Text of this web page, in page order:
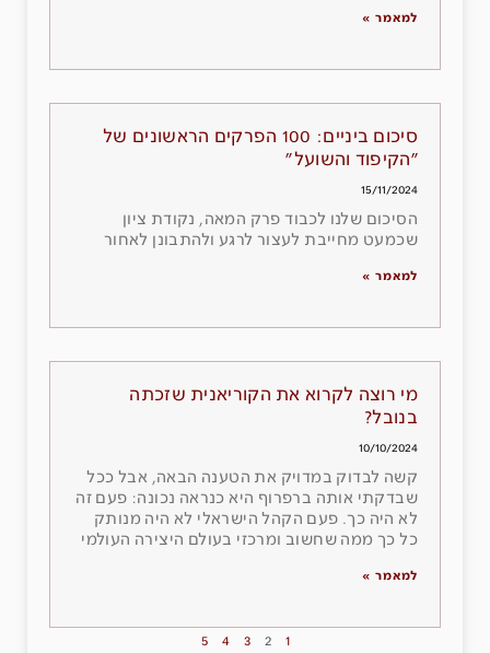
למאמר »
סיכום ביניים: 100 הפרקים הראשונים של
"הקיפוד והשועל"
15/11/2024
הסיכום שלנו לכבוד פרק המאה, נקודת ציון
שכמעט מחייבת לעצור לרגע ולהתבונן לאחור
למאמר »
מי רוצה לקרוא את הקוריאנית שזכתה
בנובל?
10/10/2024
קשה לבדוק במדויק את הטענה הבאה, אבל ככל
שבדקתי אותה ברפרוף היא כנראה נכונה: פעם זה
לא היה כך. פעם הקהל הישראלי לא היה מנותק
כל כך ממה שחשוב ומרכזי בעולם היצירה העולמי
למאמר »
1
2
3
4
5